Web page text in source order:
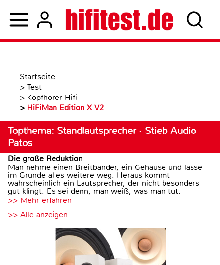
Startseite
> Test
> Kopfhörer Hifi
> HiFiMan Edition X V2
Topthema: Standlautsprecher · Stieb Audio
Patos
Die große Reduktion
Man nehme einen Breitbänder, ein Gehäuse und lasse
im Grunde alles weitere weg. Heraus kommt
wahrscheinlich ein Lautsprecher, der nicht besonders
gut klingt. Es sei denn, man weiß, was man tut.
>> Mehr erfahren
>> Alle anzeigen